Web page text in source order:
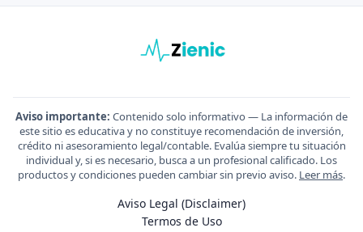
Aviso importante: Contenido solo informativo — La información de
este sitio es educativa y no constituye recomendación de inversión,
crédito ni asesoramiento legal/contable. Evalúa siempre tu situación
individual y, si es necesario, busca a un profesional calificado. Los
productos y condiciones pueden cambiar sin previo aviso. Leer más.
Aviso Legal (Disclaimer)
Termos de Uso